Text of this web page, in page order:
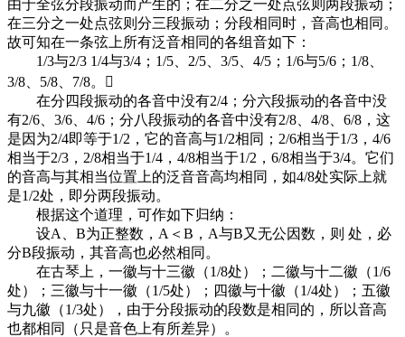
由于全弦分段振动而产生的；在二分之一处点弦则两段振动；
在三分之一处点弦则分三段振动；分段相同时，音高也相同。
故可知在一条弦上所有泛音相同的各组音如下：
1/3与2/3 1/4与3/4；1/5、2/5、3/5、4/5；1/6与5/6；1/8、
3/8、5/8、7/8。
在分四段振动的各音中没有2/4；分六段振动的各音中没
有2/6、3/6、4/6；分八段振动的各音中没有2/8、4/8、6/8，这
是因为2/4即等于1/2，它的音高与1/2相同；2/6相当于1/3，4/6
相当于2/3，2/8相当于1/4，4/8相当于1/2，6/8相当于3/4。它们
的音高与其相当位置上的泛音音高均相同，如4/8处实际上就
是1/2处，即分两段振动。
根据这个道理，可作如下归纳：
设A、B为正整数，A＜B，A与B又无公因数，则 处，必
分B段振动，其音高也必然相同。
在古琴上，一徽与十三徽（1/8处）；二徽与十二徽（1/6
处）；三徽与十一徽（1/5处）；四徽与十徽（1/4处）；五徽
与九徽（1/3处），由于分段振动的段数是相同的，所以音高
也都相同（只是音色上有所差异）。